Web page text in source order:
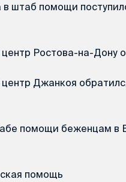
в штаб помощи
Ростова-на-Дону
Джанкоя
помощи беженцам в
помощь